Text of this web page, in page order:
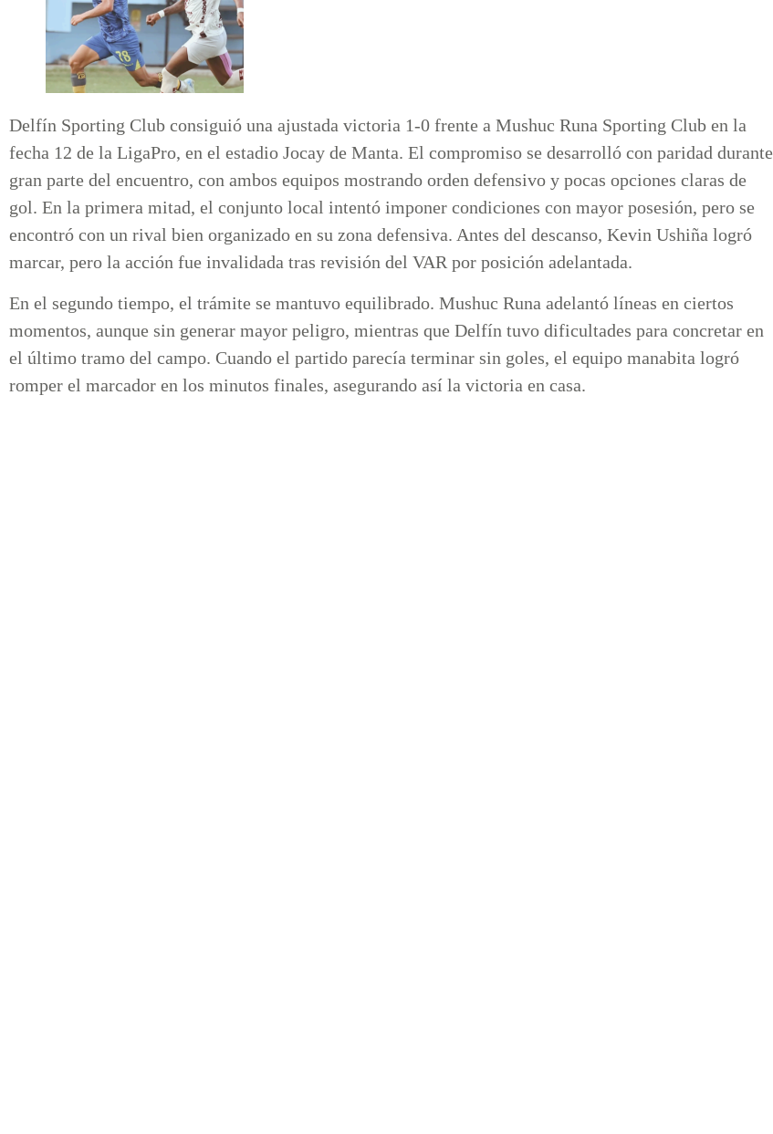
Delfín Sporting Club consiguió una ajustada victoria 1-0 frente a Mushuc Runa Sporting Club en la
fecha 12 de la LigaPro, en el estadio Jocay de Manta. El compromiso se desarrolló con paridad durante
gran parte del encuentro, con ambos equipos mostrando orden defensivo y pocas opciones claras de
gol. En la primera mitad, el conjunto local intentó imponer condiciones con mayor posesión, pero se
encontró con un rival bien organizado en su zona defensiva. Antes del descanso, Kevin Ushiña logró
marcar, pero la acción fue invalidada tras revisión del VAR por posición adelantada.
En el segundo tiempo, el trámite se mantuvo equilibrado. Mushuc Runa adelantó líneas en ciertos
momentos, aunque sin generar mayor peligro, mientras que Delfín tuvo dificultades para concretar en
el último tramo del campo. Cuando el partido parecía terminar sin goles, el equipo manabita logró
romper el marcador en los minutos finales, asegurando así la victoria en casa.